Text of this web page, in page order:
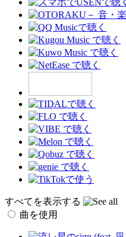
すべてを表示する
曲を使用